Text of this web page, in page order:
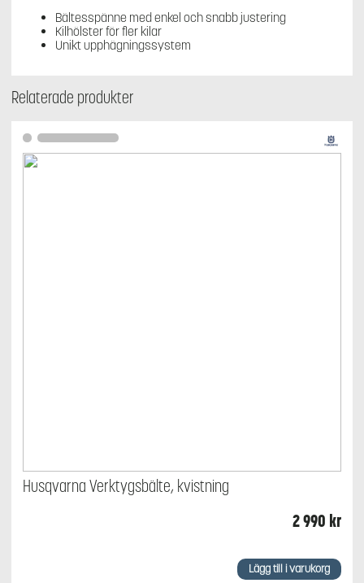
Bältesspänne med enkel och snabb justering
Kilhölster för fler kilar
Unikt upphägningssystem
Relaterade produkter
Husqvarna Verktygsbälte, kvistning
2 990 kr
Lägg till i varukorg